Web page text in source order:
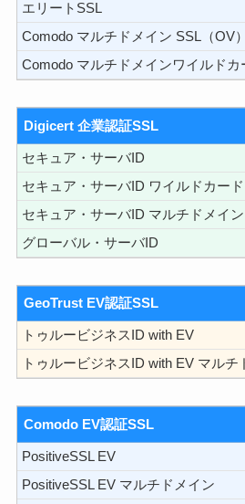
エリートSSL
Comodo マルチドメイン SSL（OV）
Comodo マルチドメインワイルドカ
Digicert 企業認証SSL
セキュア・サーバID
セキュア・サーバID ワイルドカード
セキュア・サーバID マルチドメイン
グローバル・サーバID
GeoTrust EV認証SSL
トゥルービジネスID with EV
トゥルービジネスID with EV マルチ
Comodo EV認証SSL
PositiveSSL EV
PositiveSSL EV マルチドメイン